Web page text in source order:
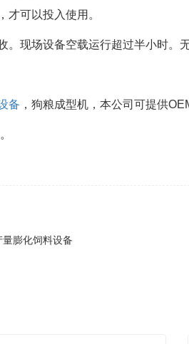
才可以投入使用。
。现场设备空载运行超过半小时。
备 ，狗粮成型机，本公司可提供
膨化饲料设备